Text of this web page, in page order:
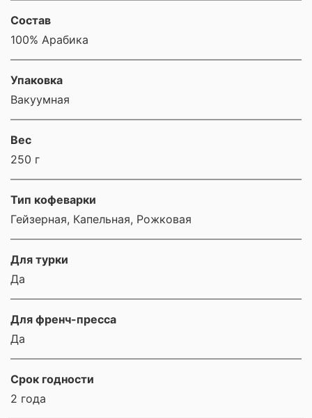
Состав
100% Арабика
Упаковка
Вакуумная
Вес
250 г
Тип кофеварки
Гейзерная, Капельная, Рожковая
Для турки
Да
Для френч-пресса
Да
Срок годности
2 года